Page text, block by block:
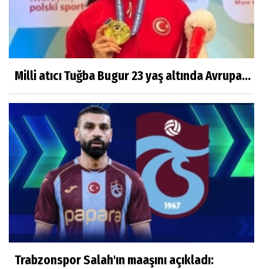
Milli atıcı Tuğba Bugur 23 yaş altında Avrupa...
Trabzonspor Salah'ın maaşını açıkladı: